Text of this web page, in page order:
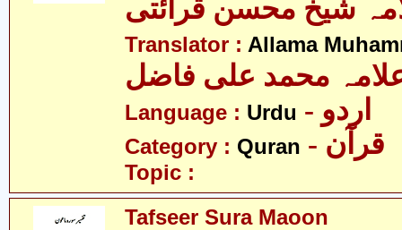
شیخ محسن قرائتی
Translator : Allama
محمد علی فاضل
Language : Urdu - اردو
Category : Quran - قرآن
Topic :
Tafseer Sura Maoon